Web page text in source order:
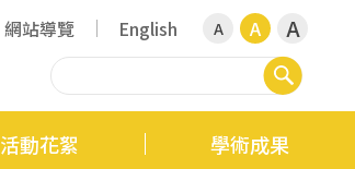
網站導覽 English A A A
活動花絮 學術成果